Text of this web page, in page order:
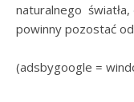
naturalnego
powinny pozostać
(adsbygoogle =